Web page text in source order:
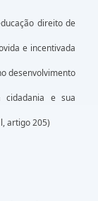
direito de
e incentivada
desenvolvimento
e sua
artigo 205)